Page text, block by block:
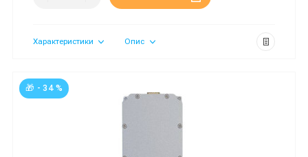
Характеристики Опис
🎁 - 34 %